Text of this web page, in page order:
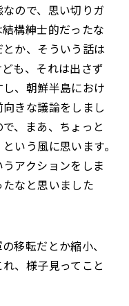
ので、思い切りガ
構紳士的だったな
か、そういう話は
も、それは出さず
、朝鮮半島におけ
きな議論をしまし
、まあ、ちょっと
いう風に思います。
アクションをしま
なと思いました
移転だとか縮小、
、様子見ってこと